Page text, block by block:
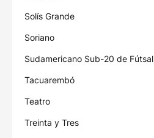
Solís Grande
Soriano
Sudamericano Sub-20 de Fútsal
Tacuarembó
Teatro
Treinta y Tres